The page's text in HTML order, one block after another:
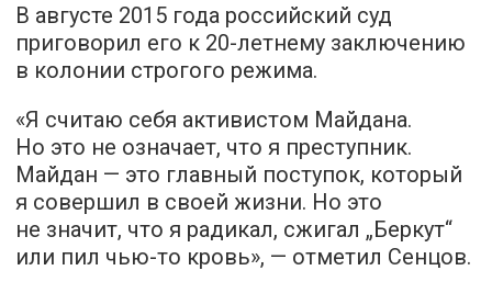
В августе 2015 года российский суд
приговорил его к 20-летнему заключению
в колонии строгого режима.
«Я считаю себя активистом Майдана.
Но это не означает, что я преступник.
Майдан — это главный поступок, который
я совершил в своей жизни. Но это
не значит, что я радикал, сжигал „Беркут“
или пил чью-то кровь», — отметил Сенцов.